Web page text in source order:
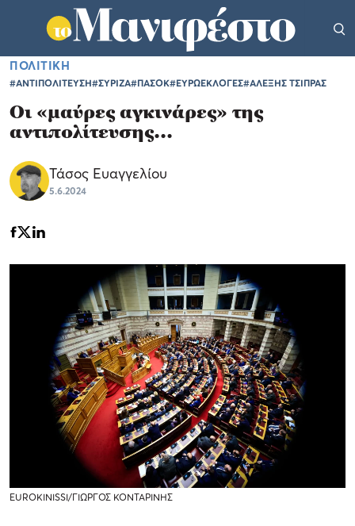
ΠΟΛΙΤΙΚΗ
#ΑΝΤΙΠΟΛΙΤΕΥΣΗ#ΣΥΡΙΖΑ#ΠΑΣΟΚ#ΕΥΡΩΕΚΛΟΓΕΣ#ΑΛΕΞΗΣ ΤΣΙΠΡΑΣ
Οι «μαύρες αγκινάρες» της
αντιπολίτευσης...
Τάσος Ευαγγελίου
5.6.2024
EUROKINISSI/ΓΙΩΡΓΟΣ ΚΟΝΤΑΡΙΝΗΣ